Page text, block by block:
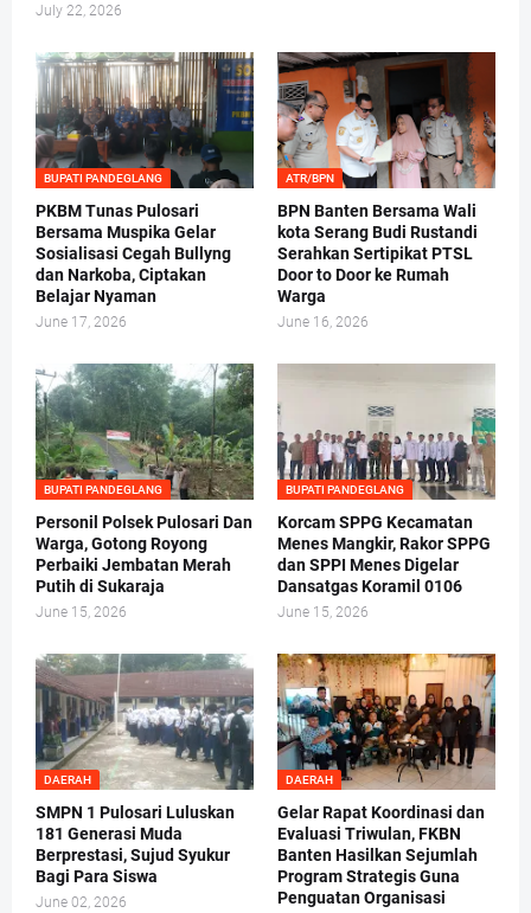
July 22, 2026
BUPATI PANDEGLANG
PKBM Tunas Pulosari
Bersama Muspika Gelar
Sosialisasi Cegah Bullyng
dan Narkoba, Ciptakan
Belajar Nyaman
June 17, 2026
ATR/BPN
BPN Banten Bersama Wali
kota Serang Budi Rustandi
Serahkan Sertipikat PTSL
Door to Door ke Rumah
Warga
June 16, 2026
BUPATI PANDEGLANG
Personil Polsek Pulosari Dan
Warga, Gotong Royong
Perbaiki Jembatan Merah
Putih di Sukaraja
June 15, 2026
BUPATI PANDEGLANG
Korcam SPPG Kecamatan
Menes Mangkir, Rakor SPPG
dan SPPI Menes Digelar
Dansatgas Koramil 0106
June 15, 2026
DAERAH
SMPN 1 Pulosari Luluskan
181 Generasi Muda
Berprestasi, Sujud Syukur
Bagi Para Siswa
June 02, 2026
DAERAH
Gelar Rapat Koordinasi dan
Evaluasi Triwulan, FKBN
Banten Hasilkan Sejumlah
Program Strategis Guna
Penguatan Organisasi